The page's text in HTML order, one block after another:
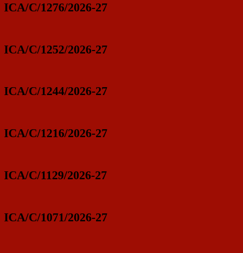
ICA/C/1276/2026-27
ICA/C/1252/2026-27
ICA/C/1244/2026-27
ICA/C/1216/2026-27
ICA/C/1129/2026-27
ICA/C/1071/2026-27